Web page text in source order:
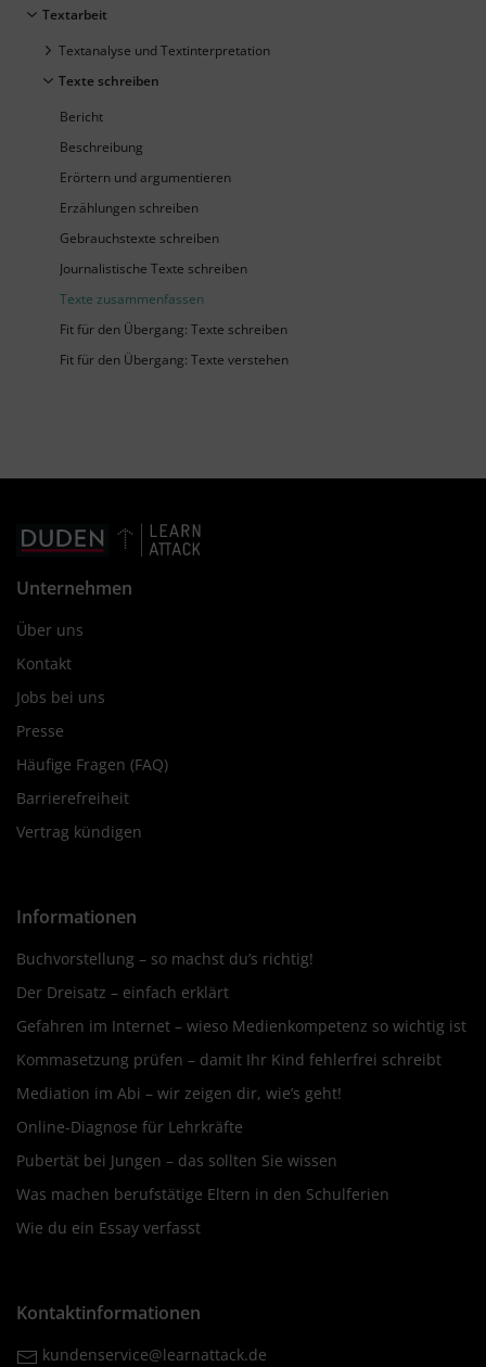
Textarbeit
Textanalyse und Textinterpretation
Texte schreiben
Bericht
Beschreibung
Erörtern und argumentieren
Erzählungen schreiben
Gebrauchstexte schreiben
Journalistische Texte schreiben
Texte zusammenfassen
Fit für den Übergang: Texte schreiben
Fit für den Übergang: Texte verstehen
Unternehmen
Über uns
Kontakt
Jobs bei uns
Presse
Häufige Fragen (FAQ)
Barrierefreiheit
Vertrag kündigen
Informationen
Buchvorstellung – so machst du’s richtig!
Der Dreisatz – einfach erklärt
Gefahren im Internet – wieso Medienkompetenz so wichtig ist
Kommasetzung prüfen – damit Ihr Kind fehlerfrei schreibt
Mediation im Abi – wir zeigen dir, wie’s geht!
Online-Diagnose für Lehrkräfte
Pubertät bei Jungen – das sollten Sie wissen
Was machen berufstätige Eltern in den Schulferien
Wie du ein Essay verfasst
Kontaktinformationen
kundenservice@learnattack.de